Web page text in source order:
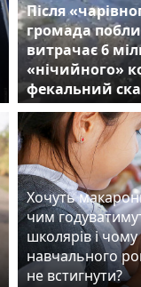
Після
громада
витрачає 6
«нічийного»
фекальний
Хочуть
чим
школярів і
навчального
не встигнути?